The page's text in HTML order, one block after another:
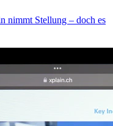
nimmt Stellung – doch es